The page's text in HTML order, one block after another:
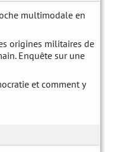
multimodale en
origines militaires de
Enquête sur une
et comment y